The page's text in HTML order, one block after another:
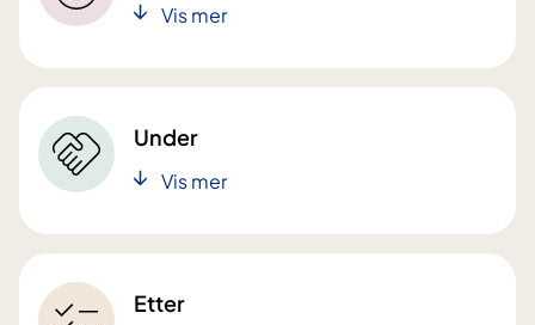
Vis mer
Under
Vis mer
Etter